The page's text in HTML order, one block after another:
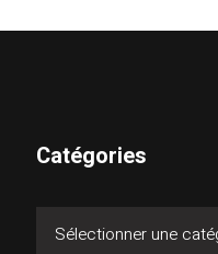
Catégories